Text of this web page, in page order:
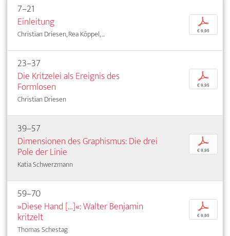
7–21
Einleitung
Christian Driesen, Rea Köppel, ...
p
€ 9,95
23–37
Die Kritzelei als Ereignis des
Formlosen
Christian Driesen
p
€ 9,95
39–57
Dimensionen des Graphismus: Die drei
Pole der Linie
Katia Schwerzmann
p
€ 9,95
59–70
»Diese Hand […]«: Walter Benjamin
kritzelt
Thomas Schestag
p
€ 9,95